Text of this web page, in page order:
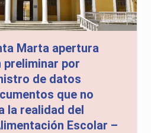
Marta apertura
preliminar por
de datos
que no
la realidad del
Escolar –